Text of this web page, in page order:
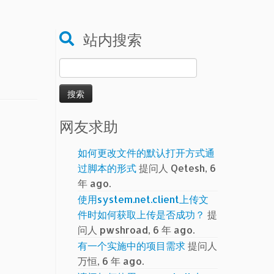
站内搜索
索：
网友求助
如何更改文件的默认打开方式通
过脚本的形式提问人 Qetesh, 6
年 ago.
使用system.net.client上传文
件时如何获取上传是否成功？ 提
问人 pwshroad, 6 年 ago.
有一个实施中的项目需求提问人
万恒, 6 年 ago.